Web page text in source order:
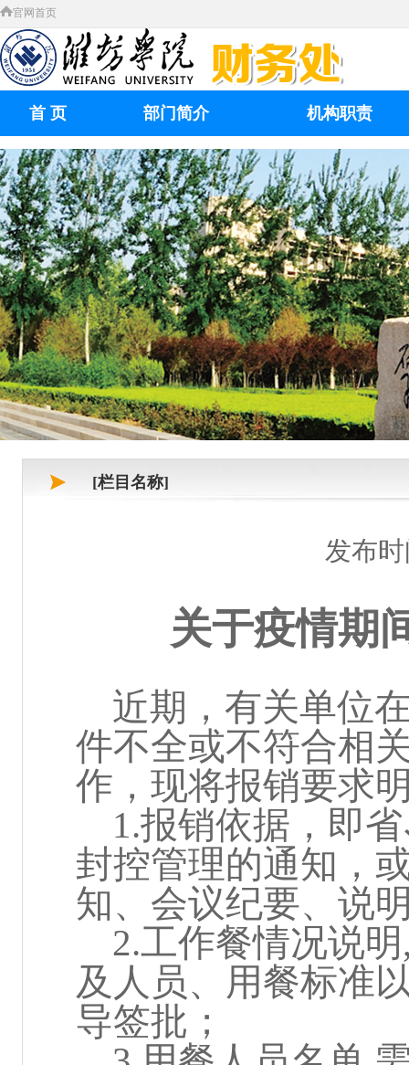
官网首页
首 页 部门简介 机构职责
[栏目名称]
发布
关于疫情期
近期，有关单位
件不全或不符合相
作，现将报销要求
1.报销依据，即省
封控管理的通知，
知、会议纪要、说
2.工作餐情况说明
及人员、用餐标准
导签批；